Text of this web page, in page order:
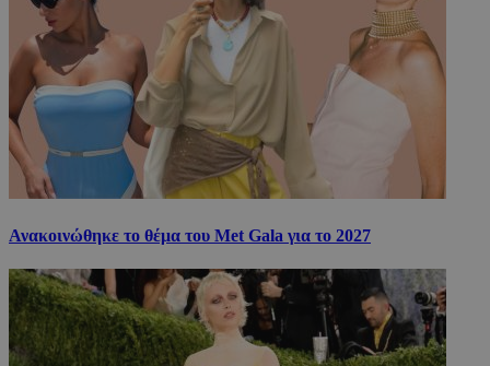
Ανακοινώθηκε το θέμα του Met Gala για το 2027